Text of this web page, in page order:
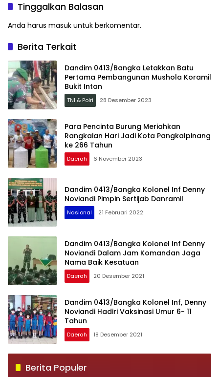
Tinggalkan Balasan
Anda harus masuk untuk berkomentar.
Berita Terkait
Dandim 0413/Bangka Letakkan Batu
Pertama Pembangunan Mushola Koramil
Bukit Intan
TNI & Polri 28 Desember 2023
Para Pencinta Burung Meriahkan
Rangkaian Hari Jadi Kota Pangkalpinang
ke 266 Tahun
Daerah 6 November 2023
Dandim 0413/Bangka Kolonel Inf Denny
Noviandi Pimpin Sertijab Danramil
Nasional 21 Februari 2022
Dandim 0413/Bangka Kolonel Inf Denny
Noviandi Dalam Jam Komandan Jaga
Nama Baik Kesatuan
Daerah 20 Desember 2021
Dandim 0413/Bangka Kolonel Inf, Denny
Noviandi Hadiri Vaksinasi Umur 6- 11
Tahun
Daerah 18 Desember 2021
Berita Populer